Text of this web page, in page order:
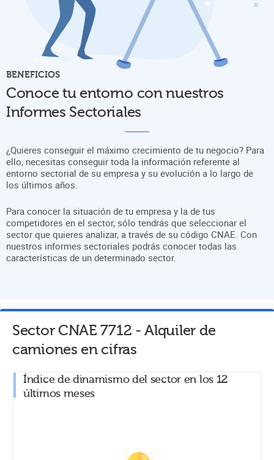
BENEFICIOS
Conoce tu entorno con nuestros
Informes Sectoriales
¿Quieres conseguir el máximo crecimiento de tu negocio? Para
ello, necesitas conseguir toda la información referente al
entorno sectorial de su empresa y su evolución a lo largo de
los últimos años.
Para conocer la situación de tu empresa y la de tus
competidores en el sector, sólo tendrás que seleccionar el
sector que quieres analizar, a través de su código CNAE. Con
nuestros informes sectoriales podrás conocer todas las
características de un determinado sector.
Sector CNAE7712 -Alquiler de
camiones en cifras
Índice de dinamismo del sector en los 12
últimos meses